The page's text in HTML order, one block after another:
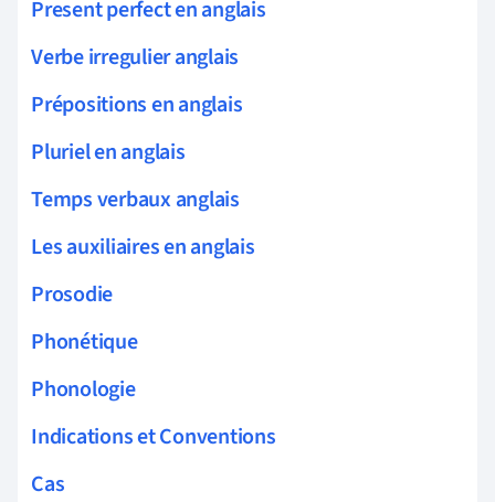
Present perfect en anglais
Verbe irregulier anglais
Prépositions en anglais
Pluriel en anglais
Temps verbaux anglais
Les auxiliaires en anglais
Prosodie
Phonétique
Phonologie
Indications et Conventions
Cas